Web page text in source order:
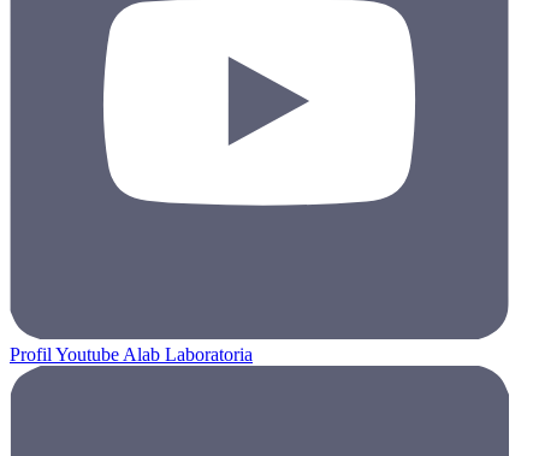
Profil Youtube Alab Laboratoria